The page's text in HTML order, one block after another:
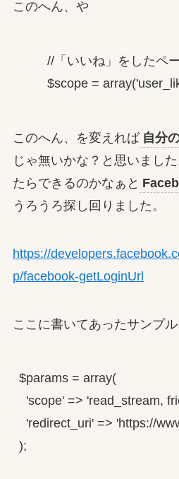
このへん、や
//「いいね」をした
このへん、を変えれば 自分
じゃ無いかな？と思いまし
たらできるのかなぁと
うろうろ探し回りました。
https://
p/facebook-getLoginUrl
ここに書いてあったサンプル
$params = array(
'scope' => 'read_stream,
'redirect_uri' =>
);